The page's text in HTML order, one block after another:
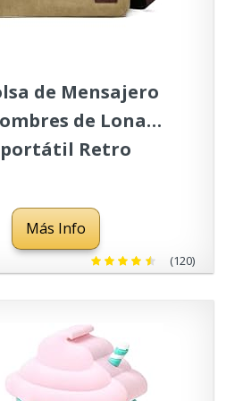
de Mensajero
de Lona
portátil Retro
Más Info
(120)